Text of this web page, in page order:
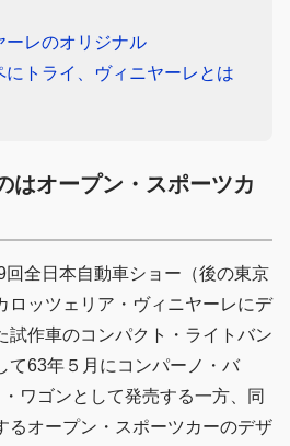
ーレのオリジナル
にトライ、ヴィニヤーレとは
はオープン・スポーツカ
回全日本自動車ショー（後の東京
ロッツェリア・ヴィニヤーレにデ
試作車のコンパクト・ライトバン
て63年５月にコンパーノ・バ
ワゴンとして発売する一方、同
るオープン・スポーツカーのデザ